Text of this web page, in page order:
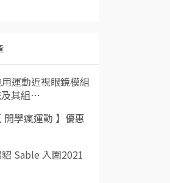
用運動近視眼鏡模組
其組⋯
開學瘋運動 】優惠
Sable 入圍2021